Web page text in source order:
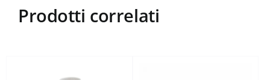
Prodotti correlati